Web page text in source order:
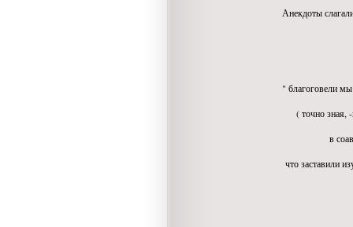
Анекдоты
" благоговели мы" ,
( точно зная, -
в соавтрстве с
что заставили